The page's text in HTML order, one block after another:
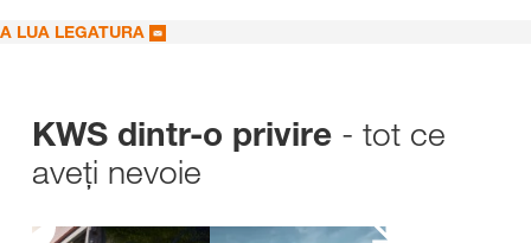
A LUA LEGATURA
KWS dintr-o privire - tot ce
aveți nevoie